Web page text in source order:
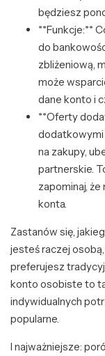
będziesz
**Funkcje:**
do
zbliżeniową,
może
dane konto i
**Oferty
dodatkowymi
na zakupy,
partnerskie.
zapominaj,
konta.
Zastanów się,
jesteś raczej
preferujesz
konto osobiste to
indywidualnych
popularne.
I najważniejsze: